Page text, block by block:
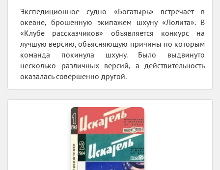
Экспедиционное судно «Богатырь» встречает в
океане, брошенную экипажем шхуну «Лолита». В
«Клубе рассказчиков» объявляется конкурс на
лучшую версию, объясняющую причины по которым
команда покинула шхуну. Было выдвинуто
несколько различных версий, а действительность
оказалась совершенно другой.